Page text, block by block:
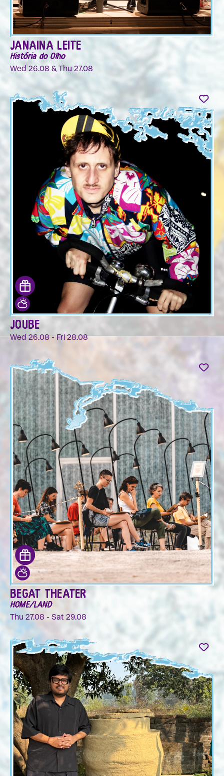
JANAINA LEITE
História do Olho
Wed 26.08 & Thu 27.08
JOUBE
Wed 26.08 - Fri 28.08
BEGAT THEATER
HOME/LAND
Thu 27.08 - Sat 29.08